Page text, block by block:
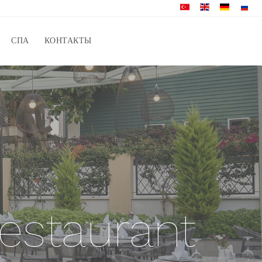
СПА КОНТАКТЫ